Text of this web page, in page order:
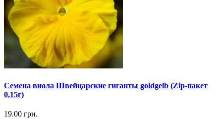
Семена виола Швейцарские гиганты goldgelb (Zip-пакет
0,15г)
19.00 грн.